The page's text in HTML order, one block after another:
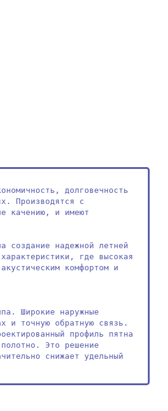
долговечность
Производятся с
качению, и имеют
создание надежной летней
где высокая
комфортом и
Широкие наружные
и точную обратную связь.
профиль пятна
Это решение
снижает удельный